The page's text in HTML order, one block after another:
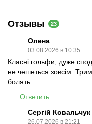
Отзывы 23
Олена
03.08.2026 в 10:35
Класні гольфи, дуже
не чешеться зовсім.
болять.
Ответить
Сергій Ковальчук
26.07.2026 в 21:21